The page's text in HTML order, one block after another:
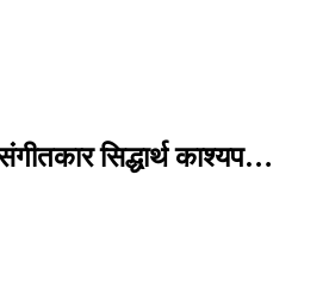
सिद्धार्थ काश्यप…